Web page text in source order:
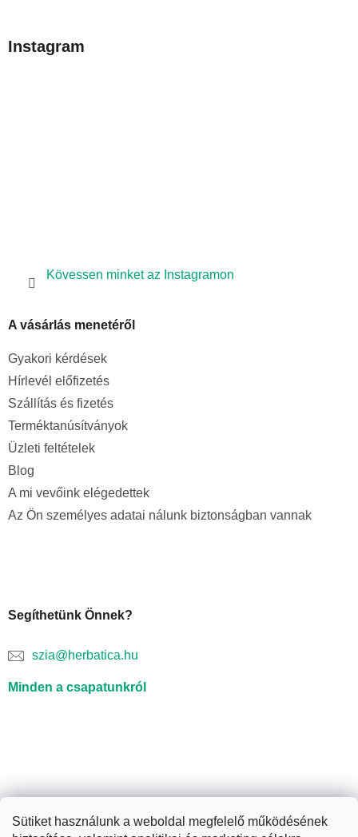
Sütiket használunk a weboldal megfelelő működésének
bInstagram
Kövessen minket az Instagramon
A vásárlás menetéről
Gyakori kérdések
Hírlevél előfizetés
Szállítás és fizetés
Terméktanúsítványok
Üzleti feltételek
Blog
A mi vevőink elégedettek
Az Ön személyes adatai nálunk biztonságban vannak
Segíthetünk Önnek?
szia@herbatica.hu
Minden a csapatunkról